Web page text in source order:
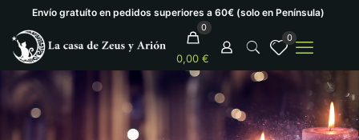
Envío gratuíto en pedidos superiores a 60€ (solo en Península)
0
0,00 €
0